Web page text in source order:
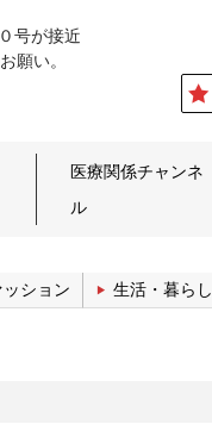
号が接近
願い。
医療関係チャンネ
ル
ション 生活・暮ら